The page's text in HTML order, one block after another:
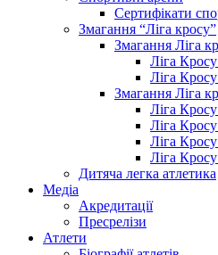
Сертифікати
Змагання “Ліга кросу”
Змагання Ліга
Ліга
Ліга
Змагання Ліга
Ліга
Ліга
Ліга
Ліга
Дитяча легка атлетика
Медіа
Акредитації
Пресрелізи
Атлети